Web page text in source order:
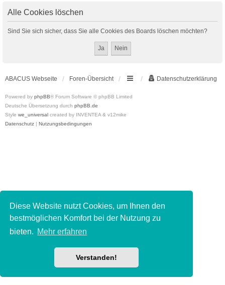
Diese Website nutzt Cookies, um Ihnen den
bestmöglichen Komfort bei der Nutzung zu
bieten. Mehr erfahren
Verstanden!
Alle Cookies löschen
Sind Sie sich sicher, dass Sie alle Cookies des Boards löschen möchten?
ABACUS Webseite Foren-Übersicht Datenschutzerklärung
Powered by phpBB® Forum Software © phpBB Limited
Deutsche Übersetzung durch phpBB.de
Style we_universal created by INVENTEA & v12mike
Datenschutz | Nutzungsbedingungen